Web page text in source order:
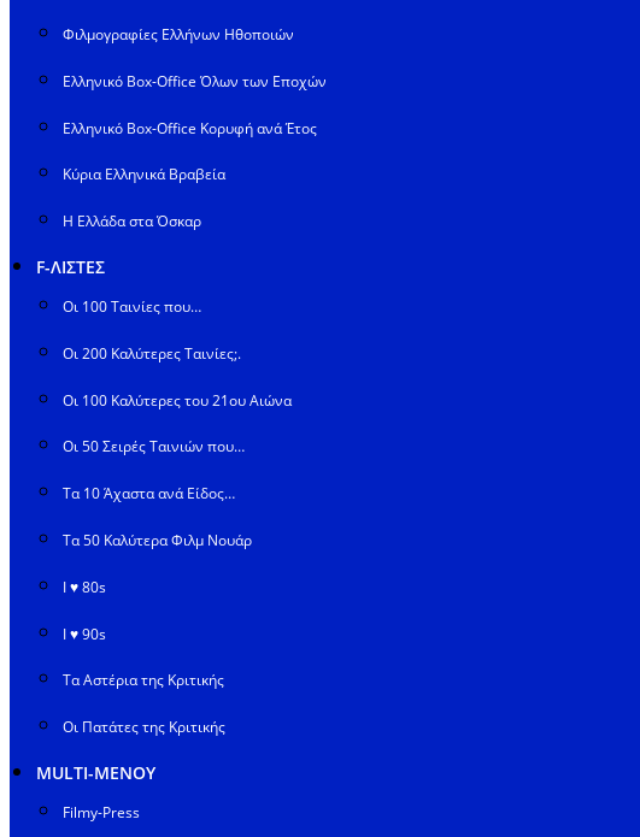
Φιλμογραφίες Ελλήνων Ηθοποιών
Ελληνικό Box-Office Όλων των Εποχών
Ελληνικό Box-Office Κορυφή ανά Έτος
Κύρια Ελληνικά Βραβεία
Η Ελλάδα στα Όσκαρ
F-ΛΙΣΤΕΣ
Οι 100 Ταινίες που…
Οι 200 Καλύτερες Ταινίες;.
Οι 100 Καλύτερες του 21ου Αιώνα
Οι 50 Σειρές Ταινιών που…
Τα 10 Άχαστα ανά Είδος…
Τα 50 Καλύτερα Φιλμ Νουάρ
I ♥ 80s
I ♥ 90s
Τα Αστέρια της Κριτικής
Οι Πατάτες της Κριτικής
MULTI-ΜΕΝΟΥ
Filmy-Press